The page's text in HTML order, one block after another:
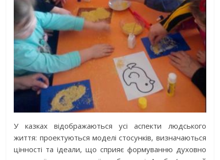
У казках відображаються усі аспекти людського
життя: проектуються моделі стосунків, визначаються
цінності та ідеали, що сприяє формуванню духовно